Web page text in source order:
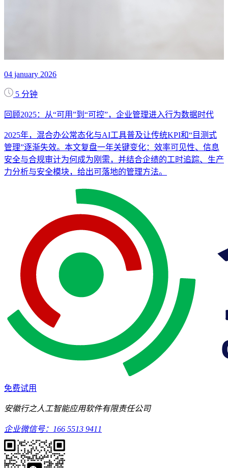
04 january 2026
5 分钟
回顾2025：从“可用”到“可控”，企业管理进入行为数据时代
2025年，混合办公常态化与AI工具普及让传统KPI和“目测式
管理”逐渐失效。本文复盘一年关键变化：效率可见性、信息
安全与合规审计为何成为刚需，并结合企绩的工时追踪、生产
力分析与安全模块，给出可落地的管理方法。
免费试用
安徽行之人工智能应用软件有限责任公司
企业微信号：166 5513 9411